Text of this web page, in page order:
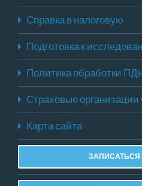
Справка в налоговую
Подготовка к
Политика обработки
Страховые
Карта сайта
ЗАПИСАТЬСЯ